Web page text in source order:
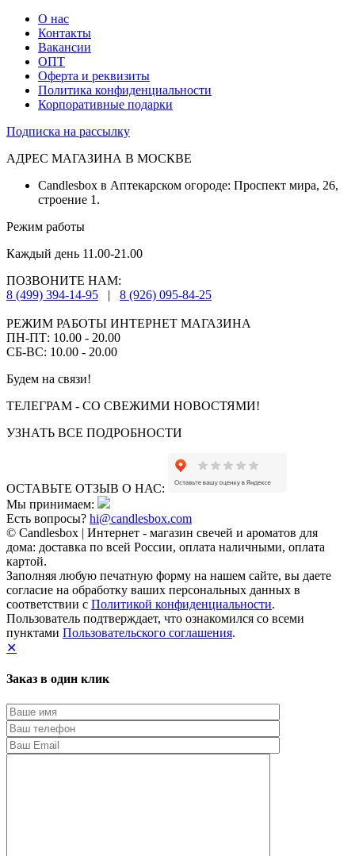
О нас
Контакты
Вакансии
ОПТ
Оферта и реквизиты
Политика конфиденциальности
Корпоративные подарки
Подписка на рассылку
АДРЕС МАГАЗИНА В МОСКВЕ
Candlesbox в Аптекарском огороде: Проспект мира, 26,
строение 1.
Режим работы
Каждый день 11.00-21.00
ПОЗВОНИТЕ НАМ:
8 (499) 394-14-95
| 8 (926) 095-84-25
РЕЖИМ РАБОТЫ ИНТЕРНЕТ МАГАЗИНА
ПН-ПТ: 10.00 - 20.00
СБ-ВС: 10.00 - 20.00
Будем на связи!
ТЕЛЕГРАМ - СО СВЕЖИМИ НОВОСТЯМИ!
УЗНАТЬ ВСЕ ПОДРОБНОСТИ
ОСТАВЬТЕ ОТЗЫВ О НАС:
Мы принимаем:
Есть вопросы? hi@candlesbox.com
© Candlesbox | Интернет - магазин свечей и ароматов для
дома: доставка по всей России, оплата наличными, оплата
картой.
Заполняя любую печатную форму на нашем сайте, вы даете
согласие на обработку ваших персональных данных в
соответствии с Политикой конфиденциальности.
Пользователь подтверждает, что ознакомился со всеми
пунктами Пользовательского соглашения.
✕
Заказ в один клик